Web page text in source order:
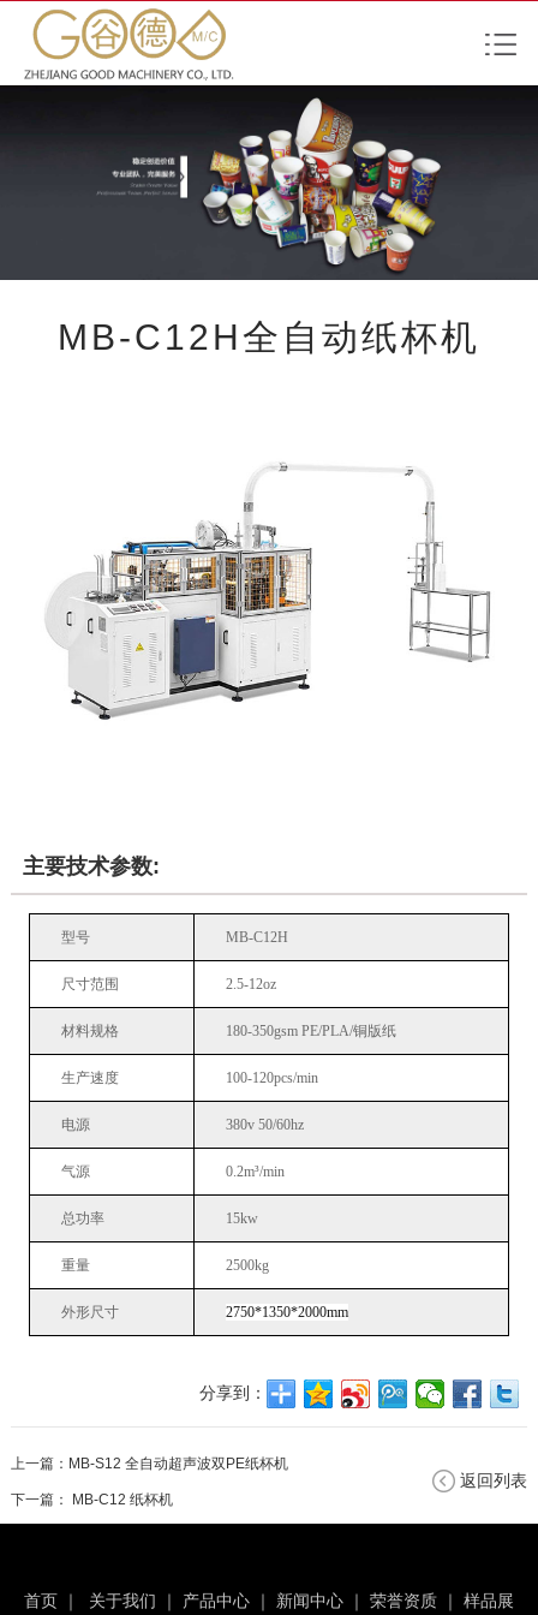
MB-C12H全自动纸杯机
主要技术参数:
型号 MB-C12H
尺寸范围 2.5-12oz
材料规格 180-350gsm PE/PLA/铜版纸
生产速度 100-120pcs/min
电源 380v 50/60hz
气源 0.2m³/min
总功率 15kw
重量 2500kg
外形尺寸 2750*1350*2000mm
分享到：
上一篇： MB-S12 全自动超声波双PE纸杯机
下一篇： MB-C12 纸杯机
返回列表
首页｜ 关于我们 ｜ 产品中心｜ 新闻中心｜ 荣誉资质｜ 样品展